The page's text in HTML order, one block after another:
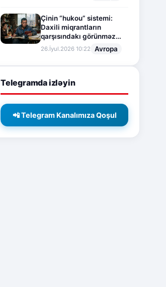
Çinin “hukou” sistemi:
Daxili miqrantların
qarşısındakı görünməz
sədd
26.İyul.2026 10:22 Avropa
Telegramda izləyin
📲 Telegram Kanalımıza Qoşul